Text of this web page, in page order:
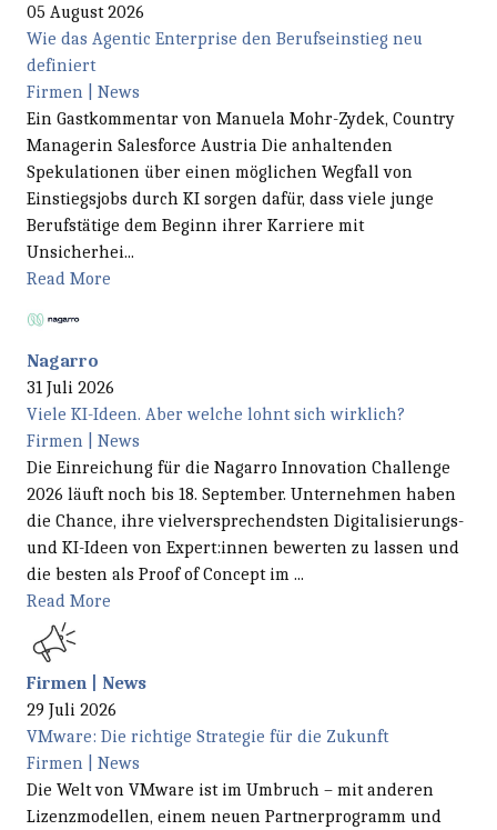
05 August 2026
Wie das Agentic Enterprise den Berufseinstieg neu
definiert
Firmen | News
Ein Gastkommentar von Manuela Mohr-Zydek, Country
Managerin Salesforce Austria Die anhaltenden
Spekulationen über einen möglichen Wegfall von
Einstiegsjobs durch KI sorgen dafür, dass viele junge
Berufstätige dem Beginn ihrer Karriere mit
Unsicherhei...
Read More
Nagarro
31 Juli 2026
Viele KI-Ideen. Aber welche lohnt sich wirklich?
Firmen | News
Die Einreichung für die Nagarro Innovation Challenge
2026 läuft noch bis 18. September. Unternehmen haben
die Chance, ihre vielversprechendsten Digitalisierungs-
und KI-Ideen von Expert:innen bewerten zu lassen und
die besten als Proof of Concept im ...
Read More
Firmen | News
29 Juli 2026
VMware: Die richtige Strategie für die Zukunft
Firmen | News
Die Welt von VMware ist im Umbruch – mit anderen
Lizenzmodellen, einem neuen Partnerprogramm und